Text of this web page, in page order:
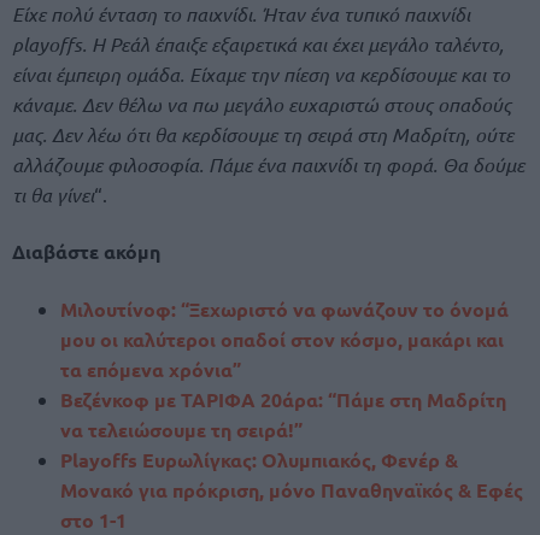
Είχε πολύ ένταση το παιχνίδι. Ήταν ένα τυπικό παιχνίδι
playoffs. Η Ρεάλ έπαιξε εξαιρετικά και έχει μεγάλο ταλέντο,
είναι έμπειρη ομάδα. Είχαμε την πίεση να κερδίσουμε και το
κάναμε. Δεν θέλω να πω μεγάλο ευχαριστώ στους οπαδούς
μας. Δεν λέω ότι θα κερδίσουμε τη σειρά στη Μαδρίτη, ούτε
αλλάζουμε φιλοσοφία. Πάμε ένα παιχνίδι τη φορά. Θα δούμε
τι θα γίνει“.
Διαβάστε ακόμη
Μιλουτίνοφ: “Ξεχωριστό να φωνάζουν το όνομά
μου οι καλύτεροι οπαδοί στον κόσμο, μακάρι και
τα επόμενα χρόνια”
Βεζένκοφ με ΤΑΡΙΦΑ 20άρα: “Πάμε στη Μαδρίτη
να τελειώσουμε τη σειρά!”
Playoffs Ευρωλίγκας: Ολυμπιακός, Φενέρ &
Μονακό για πρόκριση, μόνο Παναθηναϊκός & Εφές
στο 1-1